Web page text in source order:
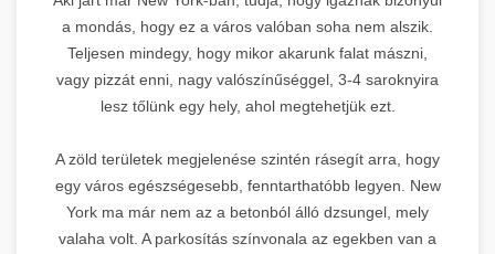
a mondás, hogy ez a város valóban soha nem alszik.
Teljesen mindegy, hogy mikor akarunk falat mászni,
vagy pizzát enni, nagy valószínűséggel, 3-4 saroknyira
lesz tőlünk egy hely, ahol megtehetjük ezt.
A zöld területek megjelenése szintén rásegít arra, hogy
egy város egészségesebb, fenntarthatóbb legyen. New
York ma már nem az a betonból álló dzsungel, mely
valaha volt. A parkosítás színvonala az egekben van a